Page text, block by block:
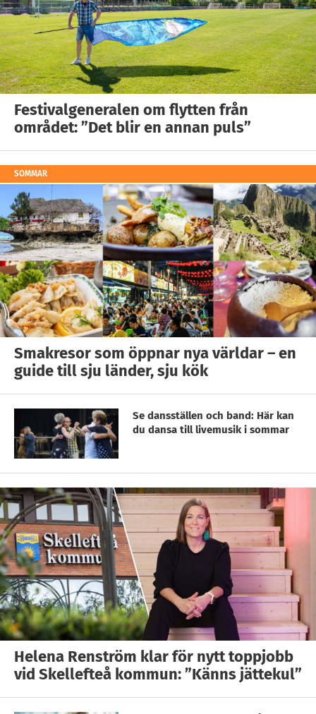
Festivalgeneralen om flytten från
området: ”Det blir en annan puls”
SOMMAR
Smakresor som öppnar nya världar – en
guide till sju länder, sju kök
Se dansställen och band: Här kan
du dansa till livemusik i sommar
Helena Renström klar för nytt toppjobb
vid Skellefteå kommun: ”Känns jättekul”